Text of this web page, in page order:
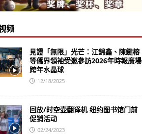
频
見證「無限」光芒：江錦鑫、陳鍵榕
等僑界領袖受邀參訪2026年時報廣場
跨年水晶球
12/18/2025
回放/时空壶翻译机 纽约图书馆门前
促销活动
02/24/2023